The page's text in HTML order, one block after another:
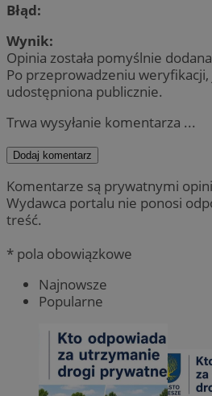
Błąd:
Wynik:
Opinia została pomyślnie
Po przeprowadzeniu
udostępniona publicznie.
Trwa wysyłanie komentarza ...
Dodaj komentarz
Komentarze są prywatnymi
Wydawca portalu nie ponosi
treść.
* pola obowiązkowe
Najnowsze
Popularne